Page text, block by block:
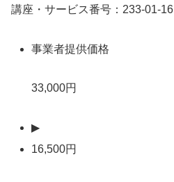
講座・サービス番号：233-01-16
事業者提供価格
33,000円
▶
16,500円